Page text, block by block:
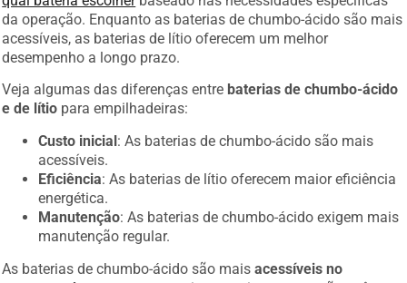
da operação. Enquanto as baterias de chumbo-ácido são mais
acessíveis, as baterias de lítio oferecem um melhor
desempenho a longo prazo.
Veja algumas das diferenças entre baterias de chumbo-ácido
e de lítio para empilhadeiras:
Custo inicial : As baterias de chumbo-ácido são mais
acessíveis.
Eficiência
: As baterias de lítio oferecem maior eficiência
energética.
Manutenção
: As baterias de chumbo-ácido exigem mais
manutenção regular.
As baterias de chumbo-ácido são mais
acessíveis no